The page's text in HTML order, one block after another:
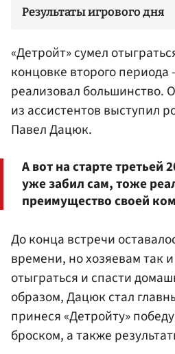
Результаты игрового дня
«Детройт» сумел
концовке второго периода
реализовал большинство.
из ассистентов выступил
ПавелДацюк.
А вот на старте
уже забил сам, тоже
преимущество своей
До конца встречи
времени, но хозяевам так
отыграться и спасти
образом, Дацюк стал
принеся «Детройту»
броском, а также